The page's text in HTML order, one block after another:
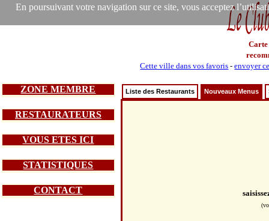
En poursuivant votre navigation sur ce site, vous acceptez
Carte
Cette ville dans vos favoris -envoyer
ZONE MEMBRE
RESTAURATEURS
VOUS ETES ICI
STATISTIQUES
CONTACT
Liste des Restaurants Nouveaux Menus